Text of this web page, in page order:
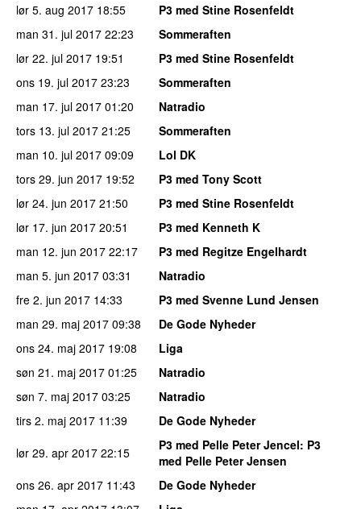
lør 5. aug 2017 18:55
P3 med Stine Rosenfeldt
man 31. jul 2017 22:23
Sommeraften
lør 22. jul 2017 19:51
P3 med Stine Rosenfeldt
ons 19. jul 2017 23:23
Sommeraften
man 17. jul 2017 01:20
Natradio
tors 13. jul 2017 21:25
Sommeraften
man 10. jul 2017 09:09
Lol DK
tors 29. jun 2017 19:52
P3 med Tony Scott
lør 24. jun 2017 21:50
P3 med Stine Rosenfeldt
lør 17. jun 2017 20:51
P3 med Kenneth K
man 12. jun 2017 22:17
P3 med Regitze Engelhardt
man 5. jun 2017 03:31
Natradio
fre 2. jun 2017 14:33
P3 med Svenne Lund Jensen
man 29. maj 2017 09:38
De Gode Nyheder
ons 24. maj 2017 19:08
Liga
søn 21. maj 2017 01:25
Natradio
søn 7. maj 2017 03:25
Natradio
tirs 2. maj 2017 11:39
De Gode Nyheder
lør 29. apr 2017 22:15 P3 med Pelle Peter Jencel: P3
med Pelle Peter Jensen
ons 26. apr 2017 11:43
De Gode Nyheder